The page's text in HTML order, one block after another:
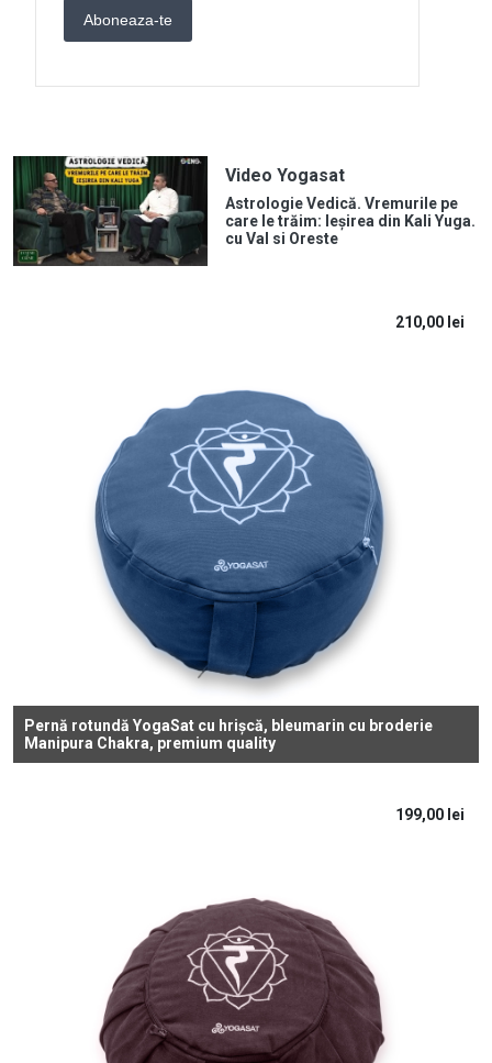
Video Yogasat
Astrologie Vedică. Vremurile pe
care le trăim: Ieșirea din Kali Yuga.
cu Val si Oreste
Pernă rotundă YogaSat cu hrișcă, bleumarin cu broderie
Manipura Chakra, premium quality
210,00 lei
199,00 lei